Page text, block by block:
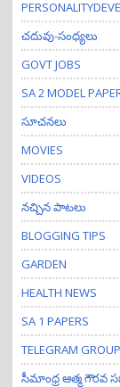
చదువు-సంధ్యలు
GOVT JOBS
SA 2 MODEL
సూచనలు
MOVIES
VIDEOS
నచ్చిన పాటలు
BLOGGING TIPS
GARDEN
HEALTH NEWS
SA 1 PAPERS
TELEGRAM
సీమాంధ్ర ఆత్మ గౌరవ